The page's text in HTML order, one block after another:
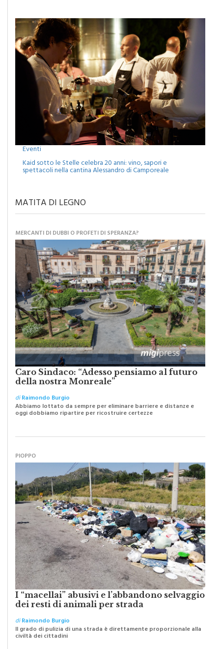
Kaid sotto le Stelle celebra 20 anni: vino, sapori e
spettacoli nella cantina Alessandro di Camporeale
Caro Sindaco: “Adesso pensiamo al futuro
della nostra Monreale”
diRaimondo Burgio
Abbiamo lottato da sempre per eliminare barriere e distanze e
oggi dobbiamo ripartire per ricostruire certezze
I “macellai” abusivi e l’abbandono selvaggio
dei resti di animali per strada
diRaimondo Burgio
Il grado di pulizia di una strada è direttamente proporzionale alla
civiltà dei cittadini